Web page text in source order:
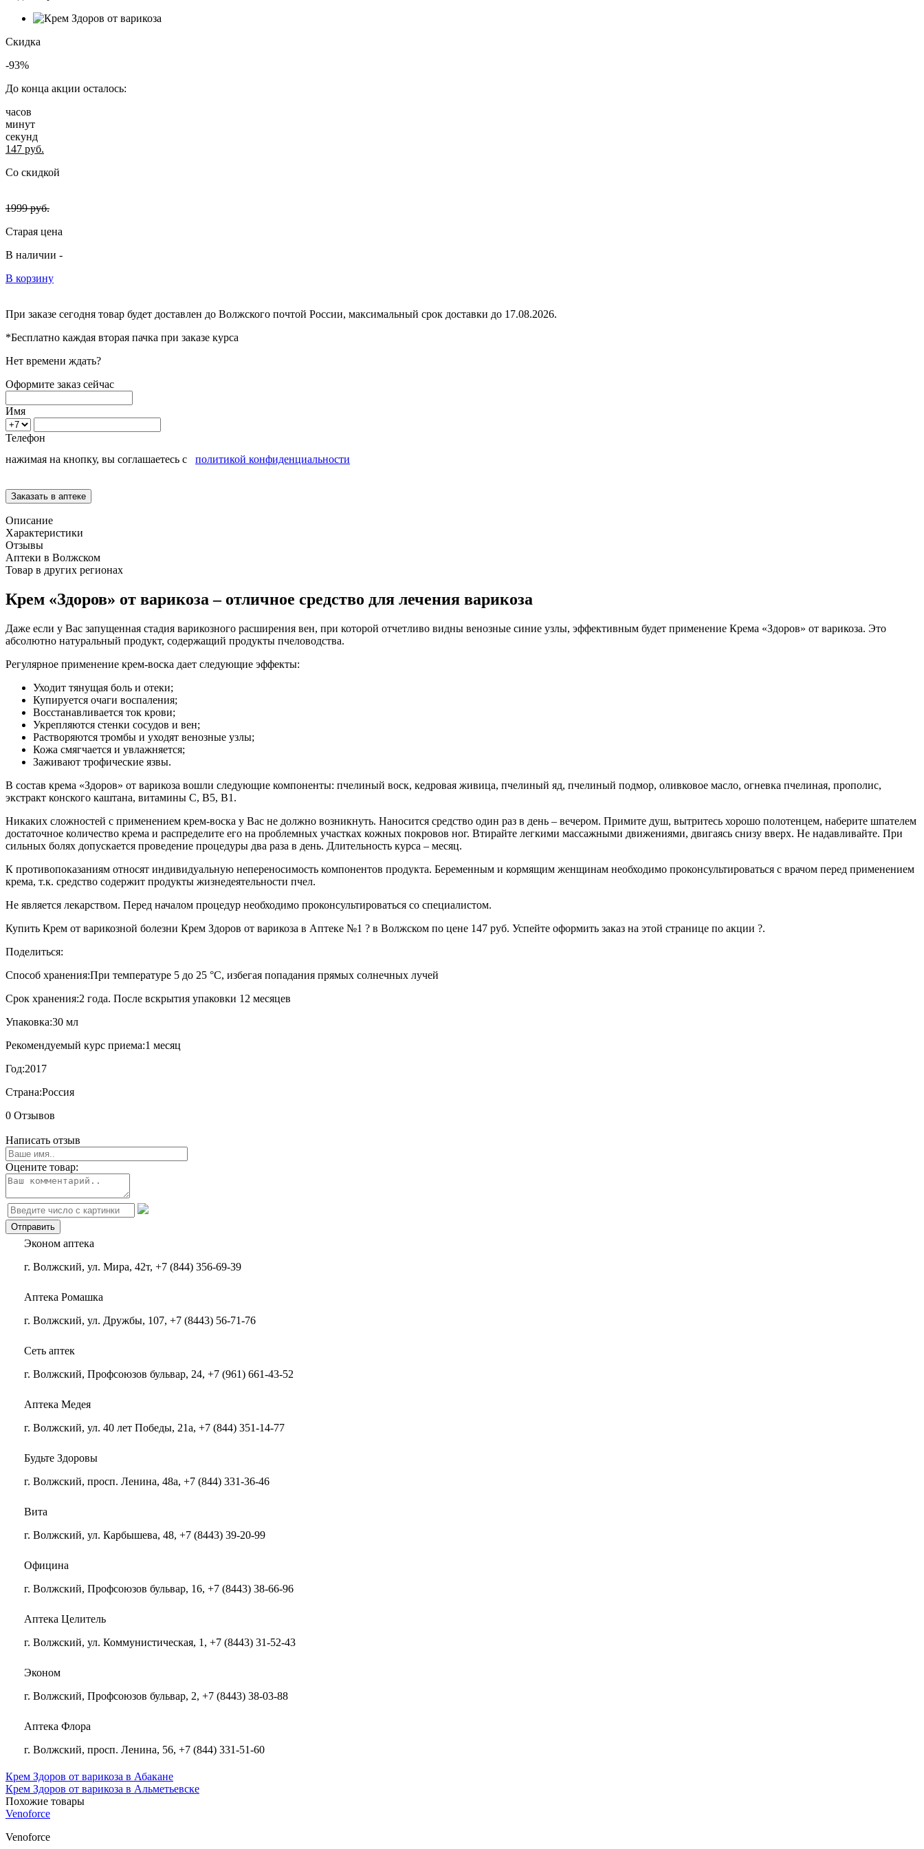
Скидка
-93%
До конца акции осталось:
часов
минут
секунд
147 руб.
Со скидкой
1999руб.
Старая цена
В наличии -
В корзину
При заказе сегодня товар будет доставлен до Волжского почтой России, максимальный срок доставки до 17.08.2026.
*Бесплатно каждая вторая пачка при заказе курса
Нет времени ждать?
Оформите заказ сейчас
Имя
Телефон
нажимая на кнопку, вы соглашаетесь с политикой конфиденциальности
Описание
Характеристики
Отзывы
Аптеки в Волжском
Товар в других регионах
Крем «Здоров» от варикоза – отличное средство для лечения варикоза
Даже если у Вас запущенная стадия варикозного расширения вен, при которой отчетливо видны венозные синие узлы, эффективным будет применение Крема «Здоров» от варикоза. Это
абсолютно натуральный продукт, содержащий продукты пчеловодства.
Регулярное применение крем-воска дает следующие эффекты:
Уходит тянущая боль и отеки;
Купируется очаги воспаления;
Восстанавливается ток крови;
Укрепляются стенки сосудов и вен;
Растворяются тромбы и уходят венозные узлы;
Кожа смягчается и увлажняется;
Заживают трофические язвы.
В состав крема «Здоров» от варикоза вошли следующие компоненты: пчелиный воск, кедровая живица, пчелиный яд, пчелиный подмор, оливковое масло, огневка пчелиная, прополис,
экстракт конского каштана, витамины С, В5, В1.
Никаких сложностей с применением крем-воска у Вас не должно возникнуть. Наносится средство один раз в день – вечером. Примите душ, вытритесь хорошо полотенцем, наберите шпателем
достаточное количество крема и распределите его на проблемных участках кожных покровов ног. Втирайте легкими массажными движениями, двигаясь снизу вверх. Не надавливайте. При
сильных болях допускается проведение процедуры два раза в день. Длительность курса – месяц.
К противопоказаниям относят индивидуальную непереносимость компонентов продукта. Беременным и кормящим женщинам необходимо проконсультироваться с врачом перед применением
крема, т.к. средство содержит продукты жизнедеятельности пчел.
Не является лекарством. Перед началом процедур необходимо проконсультироваться со специалистом.
Купить Крем от варикозной болезни Крем Здоров от варикоза в Аптеке №1 ? в Волжском по цене 147 руб. Успейте оформить заказ на этой странице по акции ?.
Поделиться:
Способ хранения:При температуре 5 до 25 °C, избегая попадания прямых солнечных лучей
Срок хранения:2 года. После вскрытия упаковки 12 месяцев
Упаковка:30 мл
Рекомендуемый курс приема:1 месяц
Год:2017
Страна:Россия
0 Отзывов
Написать отзыв
Оцените товар:
Эконом аптека
г. Волжский, ул. Мира, 42т, +7 (844) 356-69-39
Аптека Ромашка
г. Волжский, ул. Дружбы, 107, +7 (8443) 56-71-76
Сеть аптек
г. Волжский, Профсоюзов бульвар, 24, +7 (961) 661-43-52
Аптека Медея
г. Волжский, ул. 40 лет Победы, 21а, +7 (844) 351-14-77
Будьте Здоровы
г. Волжский, просп. Ленина, 48а, +7 (844) 331-36-46
Вита
г. Волжский, ул. Карбышева, 48, +7 (8443) 39-20-99
Официна
г. Волжский, Профсоюзов бульвар, 16, +7 (8443) 38-66-96
Аптека Целитель
г. Волжский, ул. Коммунистическая, 1, +7 (8443) 31-52-43
Эконом
г. Волжский, Профсоюзов бульвар, 2, +7 (8443) 38-03-88
Аптека Флора
г. Волжский, просп. Ленина, 56, +7 (844) 331-51-60
Крем Здоров от варикоза в Абакане
Крем Здоров от варикоза в Альметьевске
Похожие товары
Venoforce
Venoforce